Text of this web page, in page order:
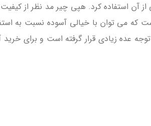
استفاده کرد. هپی چیر مد نظر از کیفیت
که می توان با خیالی آسوده نسبت به
عده زیادی قرار گرفته است و برای خرید